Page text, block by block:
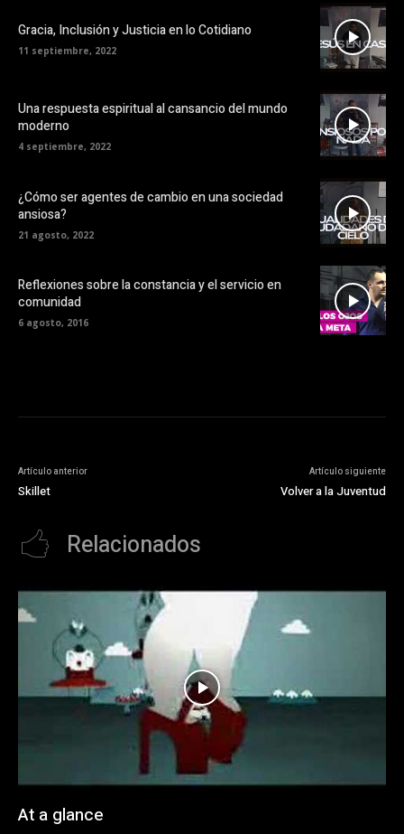
Gracia, Inclusión y Justicia en lo Cotidiano
11 septiembre, 2022
Una respuesta espiritual al cansancio del mundo
moderno
4 septiembre, 2022
¿Cómo ser agentes de cambio en una sociedad
ansiosa?
21 agosto, 2022
Reflexiones sobre la constancia y el servicio en
comunidad
6 agosto, 2016
Artículo anterior
Skillet
Artículo siguiente
Volver a la Juventud
Relacionados
At a glance